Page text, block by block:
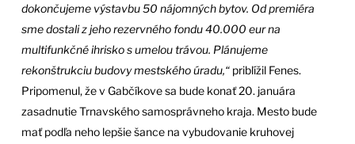
dokončujeme výstavbu 50 nájomných bytov. Od premiéra
sme dostali z jeho rezervného fondu 40.000 eur na
multifunkčné ihrisko s umelou trávou. Plánujeme
rekonštrukciu budovy mestského úradu,“priblížil Fenes.
Pripomenul, že v Gabčíkove sa bude konať 20. januára
zasadnutie Trnavského samosprávneho kraja. Mesto bude
mať podľa neho lepšie šance na vybudovanie kruhovej